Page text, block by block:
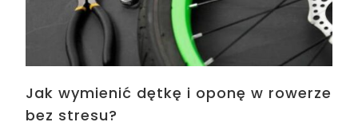
Jak wymienić dętkę i oponę w rowerze
bez stresu?